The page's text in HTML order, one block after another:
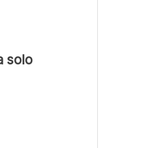
solo